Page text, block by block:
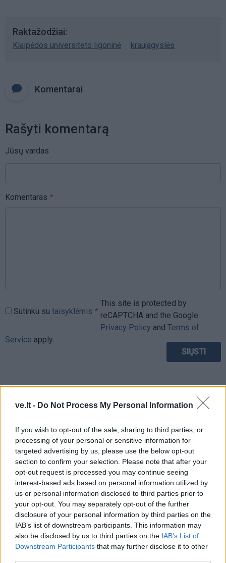
ve.lt - Do Not Process My Personal Information
If you wish to opt-out of the sale, sharing to third parties, or
processing of your personal or sensitive information for
targeted advertising by us, please use the below opt-out
section to confirm your selection. Please note that after your
opt-out request is processed you may continue seeing
interest-based ads based on personal information utilized by
us or personal information disclosed to third parties prior to
your opt-out. You may separately opt-out of the further
disclosure of your personal information by third parties on the
IAB’s list of downstream participants. This information may
also be disclosed by us to third parties on the IAB’s List of
Downstream Participants that may further disclose it to other
Raktažodžiai
Klaipėdos universiteto ligoninė kraujagyslės
Komentarai
Rašyti komentarą
Jūsų vardas
Komentaras
Sutinku su taisyklėmis
This site is protected by
reCAPTCHA and the Google
Privacy Policy and Terms of
Service apply.
TAIP PAT SKAITYKITE